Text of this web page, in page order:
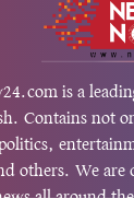
is a
Contains not
others. We are
all around